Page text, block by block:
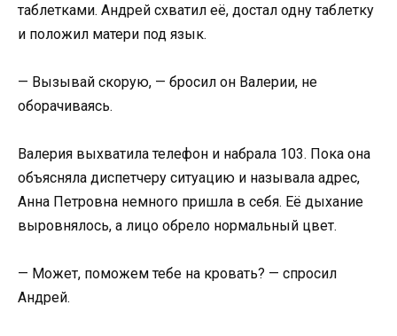
таблетками. Андрей схватил её, достал одну таблетку
и положил матери под язык.
— Вызывай скорую, — бросил он Валерии, не
оборачиваясь.
Валерия выхватила телефон и набрала 103. Пока она
объясняла диспетчеру ситуацию и называла адрес,
Анна Петровна немного пришла в себя. Её дыхание
выровнялось, а лицо обрело нормальный цвет.
— Может, поможем тебе на кровать? — спросил
Андрей.